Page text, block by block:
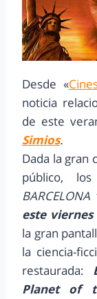
Desde «
noticia
de este
Simios.
Dada la gran
público, los
BARCELONA
este
la gran
la ciencia-
restaurada:
Planet of